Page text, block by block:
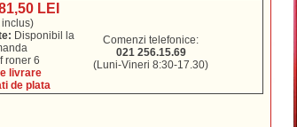
LEI
inclus)
Disponibil la
roner 6
livrare
de plata
Comenzi telefonice:
021 256.15.69
(Luni-Vineri 8:30-17.30)